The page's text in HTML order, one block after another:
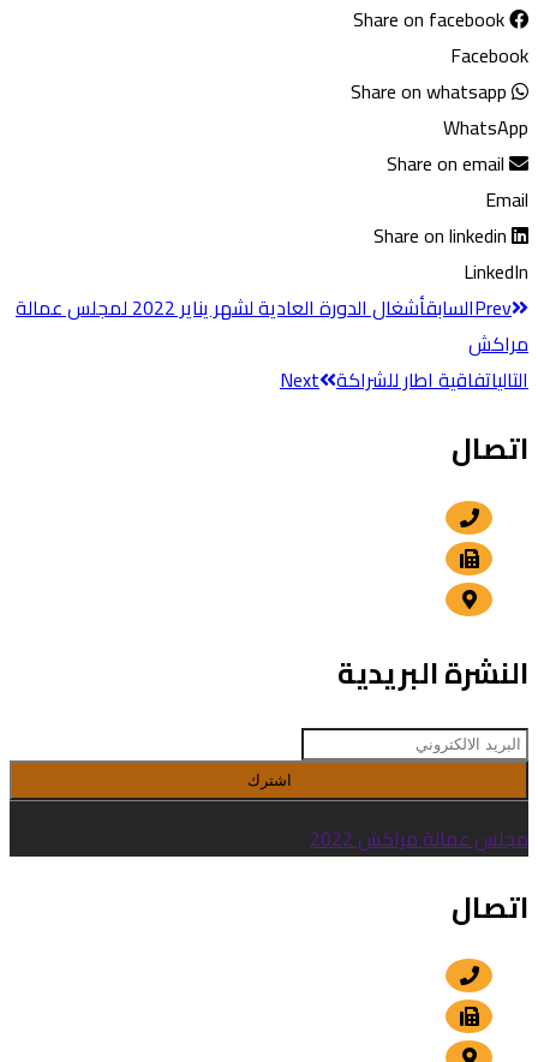
Share on facebook
Facebook
Share on whatsapp
WhatsApp
Share on email
Email
Share on linkedin
LinkedIn
Prevالسابق
أشغال الدورة العادية لشهر يناير 2022 لمجلس عمالة
مراكش
التالياتفاقية اطار للشراكة Next
اتصال
النشرة البريدية
اشترك
مجلس عمالة مراكش 2022
اتصال